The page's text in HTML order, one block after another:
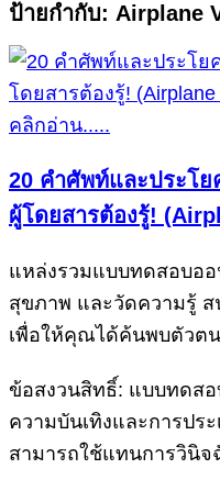
ป้ายกำกับ: Airplane
คลิกอ่าน.....
20 คำศัพท์และประโ
ผู้โดยสารต้องรู้!
แหล่งรวมแบบทดสอบอ
สุขภาพ และวัดความรู้
เพื่อให้คุณได้ค้นพบตัวต
ข้อสงวนสิทธิ์: แบบทดส
ความบันเทิงและการปร
สามารถใช้แทนการวินิ